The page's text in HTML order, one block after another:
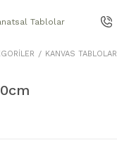
KANVAS TABLOLAR